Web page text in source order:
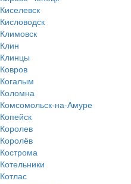
Киселевск
Кисловодск
Климовск
Клин
Клинцы
Ковров
Когалым
Коломна
Комсомольск-на-Амуре
Копейск
Королев
Королёв
Кострома
Котельники
Котлас